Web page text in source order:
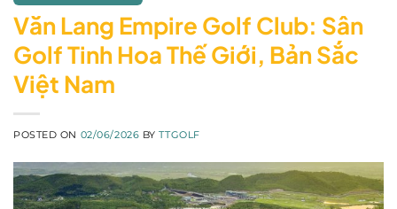
Văn Lang Empire Golf Club: Sân
Golf Tinh Hoa Thế Giới, Bản Sắc
Việt Nam
POSTED ON 02/06/2026 BYTTGOLF